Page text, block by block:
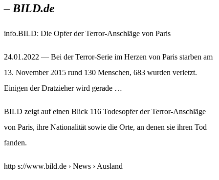
– BILD.de
info.BILD: Die Opfer der Terror-Anschläge von Paris
24.01.2022 — Bei der Terror-Serie im Herzen von Paris starben am
13. November 2015 rund 130 Menschen, 683 wurden verletzt.
Einigen der Dratzieher wird gerade …
BILD zeigt auf einen Blick 116 Todesopfer der Terror-Anschläge
von Paris, ihre Nationalität sowie die Orte, an denen sie ihren Tod
fanden.
http s://www.bild.de › News › Ausland